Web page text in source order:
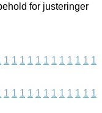
for justeringer
1 1 1 1 1 1 1 1 1 1 1 1
1 1 1 1 1 1 1 1 1 1 1 1